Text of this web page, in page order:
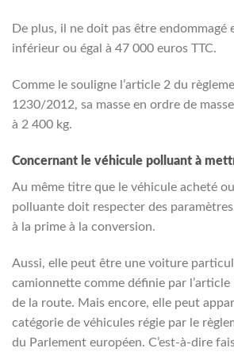
De plus, il ne doit pas être
inférieur ou égal à 47 000 euros TTC.
Comme le souligne l’article 2 du
1230/2012, sa masse en ordre de
à 2 400 kg.
Concernant le véhicule polluant à
Au même titre que le véhicule acheté
polluante doit respecter des
à la prime à la conversion.
Aussi, elle peut être une voiture
camionnette comme définie par
de la route. Mais encore, elle peut
catégorie de véhicules régie par le
du Parlement européen. C’est-à-dire